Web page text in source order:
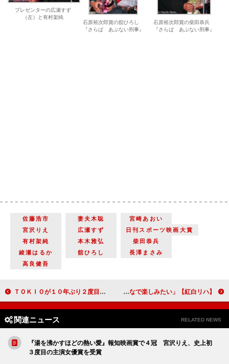
プレゼンターの広瀬すず
（左）と有村架純
石原裕次郎賞の舘ひろし
『さらば あぶない刑事』
石原裕次郎賞の柴田恭兵
『さらば あぶない刑事』
佐藤浩市 妻夫木聡
宮崎あおい
宮沢りえ
広瀬すず
日刊スポーツ映画大賞
有村架純
本木雅弘
柴田恭兵
綾瀬はるか
舘ひろし
長澤まさみ
高良健吾
ＴＯＫＩＯが１０年ぶり２度目の大役 「ジャニーズカウントダウン２０１６－２０１７」司会に決定 【紅白リハ】乃木坂・橋本奈々未、“ラスト紅白”に意気込み “センター”に戸惑いも「みんなで楽しみたい」
関連ニュース RELATED NEWS
『湯を沸かすほどの熱い愛』報知映画賞で４冠 宮沢りえ、史上初
３度目の主演女優賞を受賞